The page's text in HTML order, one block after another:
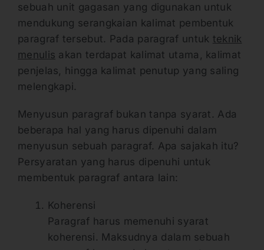
sebuah unit gagasan yang digunakan untuk
mendukung serangkaian kalimat pembentuk
paragraf tersebut. Pada paragraf untuk teknik
menulis akan terdapat kalimat utama, kalimat
penjelas, hingga kalimat penutup yang saling
melengkapi.
Menyusun paragraf bukan tanpa syarat. Ada
beberapa hal yang harus dipenuhi dalam
menyusun sebuah paragraf. Apa sajakah itu?
Persyaratan yang harus dipenuhi untuk
membentuk paragraf antara lain:
Koherensi
Paragraf harus memenuhi syarat
koherensi. Maksudnya dalam sebuah